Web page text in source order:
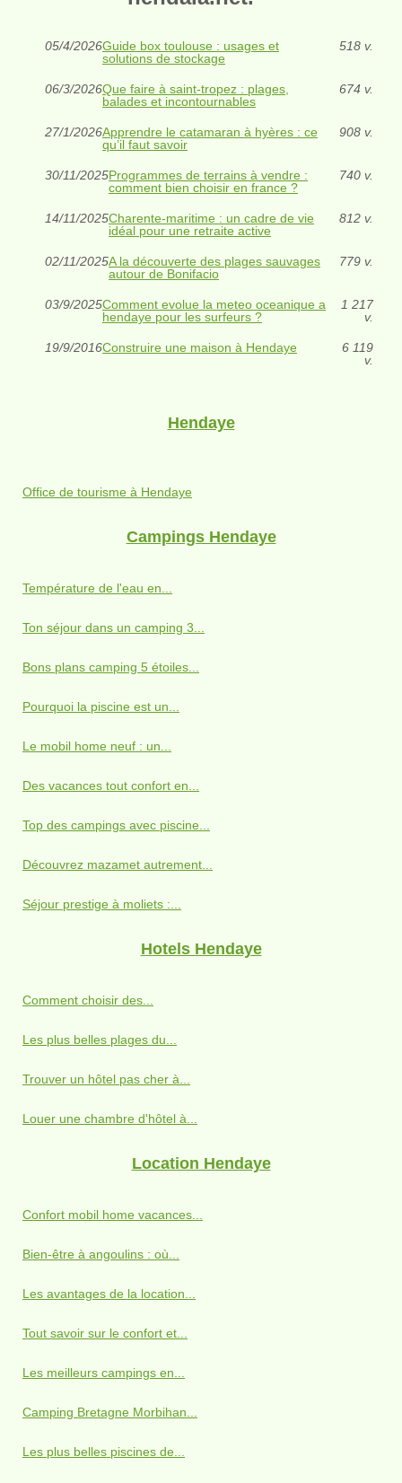
05/4/2026Guide box toulouse : usages et
solutions de stockage
518 v.
06/3/2026Que faire à saint-tropez : plages,
balades et incontournables
674 v.
27/1/2026Apprendre le catamaran à hyères : ce
qu’il faut savoir
908 v.
30/11/2025Programmes de terrains à vendre :
comment bien choisir en france ?
740 v.
14/11/2025Charente-maritime : un cadre de vie
idéal pour une retraite active
812 v.
02/11/2025A la découverte des plages sauvages
autour de Bonifacio
779 v.
03/9/2025Comment evolue la meteo oceanique a
hendaye pour les surfeurs ?
1 217
v.
19/9/2016Construire une maison à Hendaye
6 119
v.
Hendaye
Office de tourisme à Hendaye
Campings Hendaye
Température de l'eau en...
Ton séjour dans un camping 3...
Bons plans camping 5 étoiles...
Pourquoi la piscine est un...
Le mobil home neuf : un...
Des vacances tout confort en...
Top des campings avec piscine...
Découvrez mazamet autrement...
Séjour prestige à moliets :...
Hotels Hendaye
Comment choisir des...
Les plus belles plages du...
Trouver un hôtel pas cher à...
Louer une chambre d'hôtel à...
Location Hendaye
Confort mobil home vacances...
Bien-être à angoulins : où...
Les avantages de la location...
Tout savoir sur le confort et...
Les meilleurs campings en...
Camping Bretagne Morbihan...
Les plus belles piscines de...